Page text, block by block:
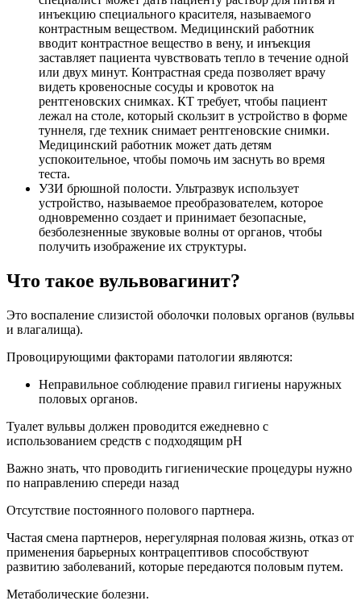
инъекцию специального красителя, называемого
контрастным веществом. Медицинский работник
вводит контрастное вещество в вену, и инъекция
заставляет пациента чувствовать тепло в течение одной
или двух минут. Контрастная среда позволяет врачу
видеть кровеносные сосуды и кровоток на
рентгеновских снимках. КТ требует, чтобы пациент
лежал на столе, который скользит в устройство в форме
туннеля, где техник снимает рентгеновские снимки.
Медицинский работник может дать детям
успокоительное, чтобы помочь им заснуть во время
теста.
УЗИ брюшной полости. Ультразвук использует
устройство, называемое преобразователем, которое
одновременно создает и принимает безопасные,
безболезненные звуковые волны от органов, чтобы
получить изображение их структуры.
Что такое вульвовагинит?
Это воспаление слизистой оболочки половых органов (вульвы
и влагалища).
Провоцирующими факторами патологии являются:
Неправильное соблюдение правил гигиены наружных
половых органов.
Туалет вульвы должен проводится ежедневно с
использованием средств с подходящим рН
Важно знать, что проводить гигиенические процедуры нужно
по направлению спереди назад
Отсутствие постоянного полового партнера.
Частая смена партнеров, нерегулярная половая жизнь, отказ от
применения барьерных контрацептивов способствуют
развитию заболеваний, которые передаются половым путем.
Метаболические болезни.